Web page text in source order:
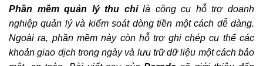
Phần mềm quản lý thu chilà công cụ hỗ trợ doanh
nghiệp quản lý và kiểm soát dòng tiền một cách dễ dàng.
Ngoài ra, phần mềm này còn hỗ trợ ghi chép cụ thể các
khoản giao dịch trong ngày và lưu trữ dữ liệu một cách bảo